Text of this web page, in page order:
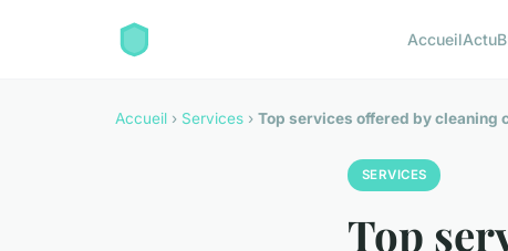
AccueilActu
Accueil › Services › Top services offered by cleaning
SERVICES
Top